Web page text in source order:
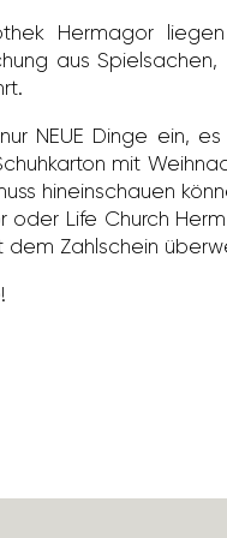
Hermagor
aus
NEUE Dinge ein,
mit
hinein­schauen
oder Life Church
dem Zahl­schein